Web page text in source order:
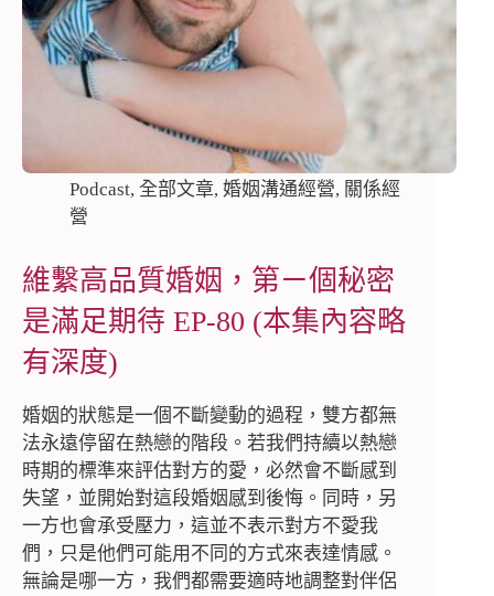
Podcast, 全部文章, 婚姻溝通經營, 關係經
營
維繫高品質婚姻，第ㄧ個秘密
是滿足期待 EP-80 (本集內容略
有深度)
婚姻的狀態是一個不斷變動的過程，雙方都無
法永遠停留在熱戀的階段。若我們持續以熱戀
時期的標準來評估對方的愛，必然會不斷感到
失望，並開始對這段婚姻感到後悔。同時，另
一方也會承受壓力，這並不表示對方不愛我
們，只是他們可能用不同的方式來表達情感。
無論是哪一方，我們都需要適時地調整對伴侶